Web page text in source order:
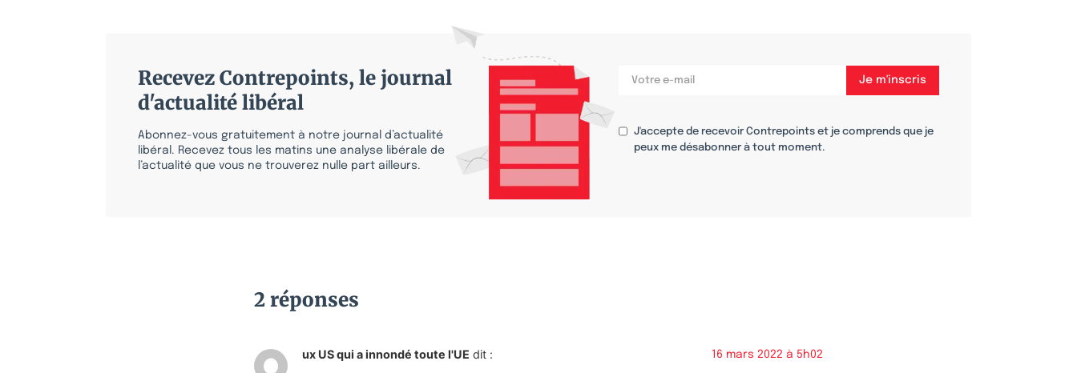
Recevez Contrepoints, le journal
d'actualité libéral
Abonnez-vous gratuitement à notre journal d’actualité
libéral. Recevez tous les matins une analyse libérale de
l’actualité que vous ne trouverez nulle part ailleurs.
J'accepte de recevoir Contrepoints et je comprends que je
peux me désabonner à tout moment.
2 réponses
ux US qui a innondé toute l'UE dit : 16 mars 2022 à 5h02